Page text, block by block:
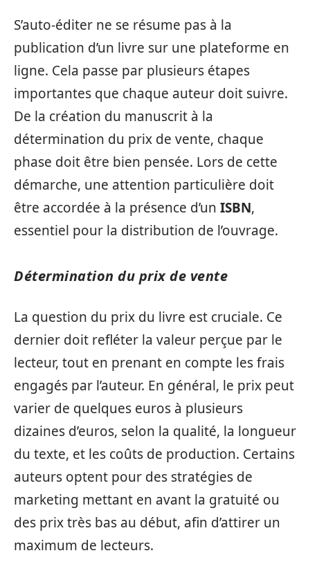
S’auto-éditer ne se résume pas à la
publication d’un livre sur une plateforme en
ligne. Cela passe par plusieurs étapes
importantes que chaque auteur doit suivre.
De la création du manuscrit à la
détermination du prix de vente, chaque
phase doit être bien pensée. Lors de cette
démarche, une attention particulière doit
être accordée à la présence d’un ISBN,
essentiel pour la distribution de l’ouvrage.
Détermination du prix de vente
La question du prix du livre est cruciale. Ce
dernier doit refléter la valeur perçue par le
lecteur, tout en prenant en compte les frais
engagés par l’auteur. En général, le prix peut
varier de quelques euros à plusieurs
dizaines d’euros, selon la qualité, la longueur
du texte, et les coûts de production. Certains
auteurs optent pour des stratégies de
marketing mettant en avant la gratuité ou
des prix très bas au début, afin d’attirer un
maximum de lecteurs.